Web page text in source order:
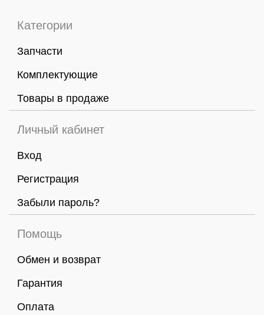
Категории
Запчасти
Комплектующие
Товары в продаже
Личный кабинет
Вход
Регистрация
Забыли пароль?
Помощь
Обмен и возврат
Гарантия
Оплата